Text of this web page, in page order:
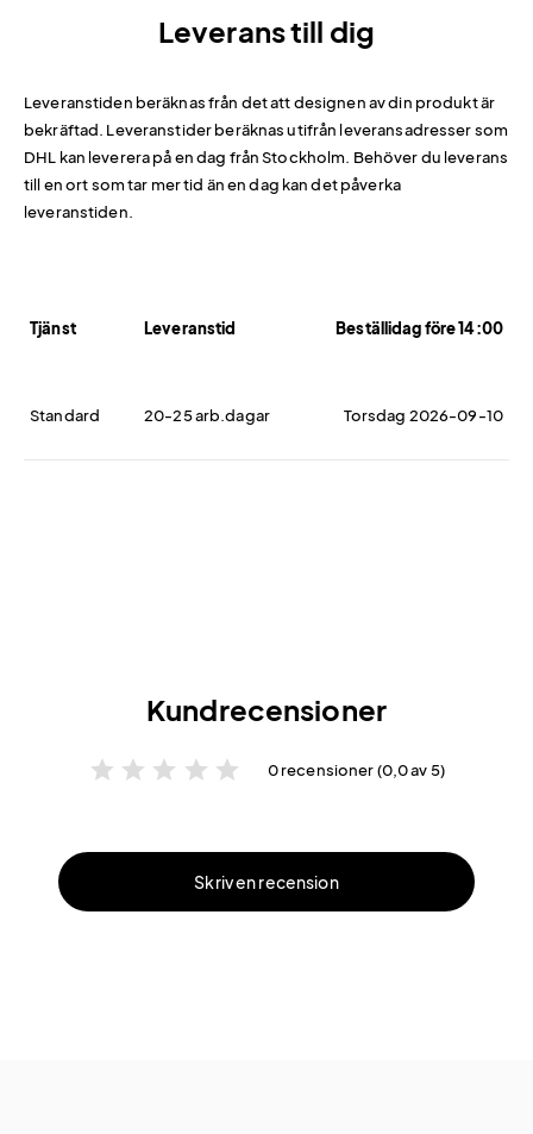
Leverans till dig
Leveranstiden beräknas från det att designen av din produkt är
bekräftad. Leveranstider beräknas utifrån leveransadresser som
DHL kan leverera på en dag från Stockholm. Behöver du leverans
till en ort som tar mer tid än en dag kan det påverka
leveranstiden.
Tjänst Leveranstid Beställidag före 14:00
Standard 20-25 arb.dagar Torsdag 2026-09-10
Kundrecensioner
star star star star star 0 recensioner (0,0 av 5)
Skriv en recension